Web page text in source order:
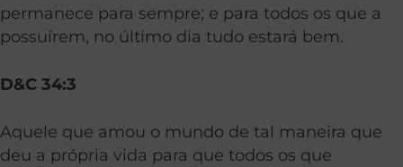
permanece para sempre; e para todos os que a
possuírem, no último dia tudo estará bem.
D&C 34:3
Aquele que amou o mundo de tal maneira que
deu a própria vida para que todos os que